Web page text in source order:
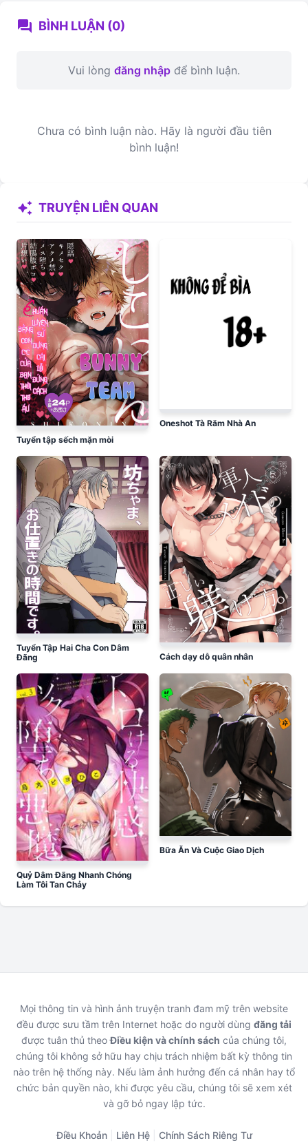
forum BÌNH LUẬN (0)
Vui lòng đăng nhập để bình luận.
Chưa có bình luận nào. Hãy là người đầu tiên
bình luận!
auto_awesome TRUYỆN LIÊN QUAN
Tuyển tập sếch mặn mòi
Oneshot Tà Răm Nhà An
Tuyển Tập Hai Cha Con Dâm
Đãng
Cách dạy dỗ quân nhân
Quỷ Dâm Đãng Nhanh Chóng
Làm Tôi Tan Chảy
Bữa Ăn Và Cuộc Giao Dịch
Mọi thông tin và hình ảnh truyện tranh đam mỹ trên website
đều được sưu tầm trên Internet hoặc do người dùng đăng tải
được tuân thủ theoĐiều kiện và chính sách của chúng tôi,
chúng tôi không sở hữu hay chịu trách nhiệm bất kỳ thông tin
nào trên hệ thống này. Nếu làm ảnh hưởng đến cá nhân hay tổ
chức bản quyền nào, khi được yêu cầu, chúng tôi sẽ xem xét
và gỡ bỏ ngay lập tức.
Điều Khoản Liên Hệ Chính Sách Riêng Tư